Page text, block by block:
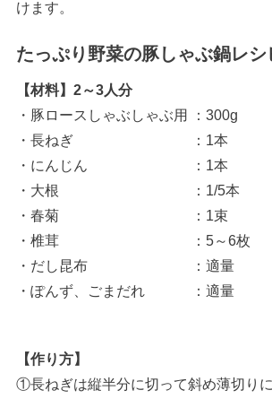
けます。
たっぷり野菜の豚しゃぶ鍋レシ
【材料】2～3人分
・豚ロースしゃぶしゃぶ用 ：300g
・長ねぎ ：1本
・にんじん ：1本
・大根 ：1/5本
・春菊 ：1束
・椎茸 ：5～6枚
・だし昆布 ：適量
・ぽんず、ごまだれ ：適量
【作り方】
①長ねぎは縦半分に切って斜め薄切り